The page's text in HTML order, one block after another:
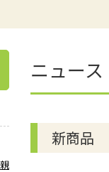
ニュース
新商品